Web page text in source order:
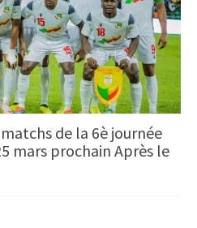
de la 6è journée
mars prochain Après le